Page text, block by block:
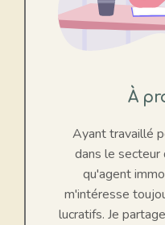
À
Ayant travaillé
dans le
qu'agent
m'intéresse
lucratifs. Je